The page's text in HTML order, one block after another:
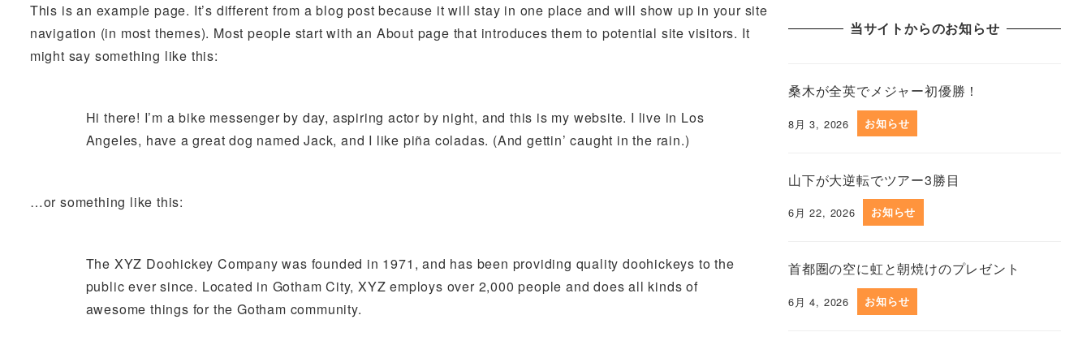
This is an example page. It’s different from a blog post because it will stay in one place and will show up in your site
navigation (in most themes). Most people start with an About page that introduces them to potential site visitors. It
might say something like this:
Hi there! I’m a bike messenger by day, aspiring actor by night, and this is my website. I live in Los
Angeles, have a great dog named Jack, and I like piña coladas. (And gettin’ caught in the rain.)
…or something like this:
The XYZ Doohickey Company was founded in 1971, and has been providing quality doohickeys to the
public ever since. Located in Gotham City, XYZ employs over 2,000 people and does all kinds of
awesome things for the Gotham community.
当サイトからのお知らせ
桑木が全英でメジャー初優勝！
8月 3, 2026 お知らせ
山下が大逆転でツアー3勝目
6月 22, 2026 お知らせ
首都圏の空に虹と朝焼けのプレゼント
6月 4, 2026 お知らせ